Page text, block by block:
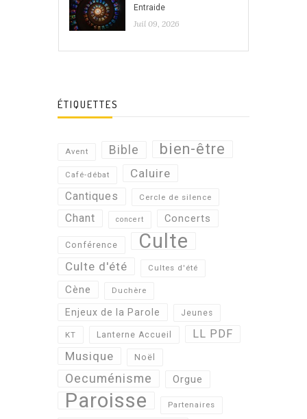
Entraide
Juil 09, 2026
ÉTIQUETTES
Avent Bible bien-être
Café-débat Caluire
Cantiques Cercle de silence
Chant concert Concerts
Conférence Culte
Culte d'été Cultes d'été
Cène Duchère
Enjeux de la Parole Jeunes
KT Lanterne Accueil LL PDF
Musique Noël
Oecuménisme Orgue
Paroisse Partenaires